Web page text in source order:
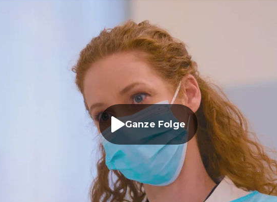
Ganze Folge